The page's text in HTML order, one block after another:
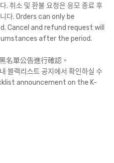
. 취소 및 환불 요청은 응모 종료 후
다. Orders can only be
Cancel and refund request will
after the period.
名單公告進行確認。
블랙리스트 공지에서 확인하실 수
announcement on the K-